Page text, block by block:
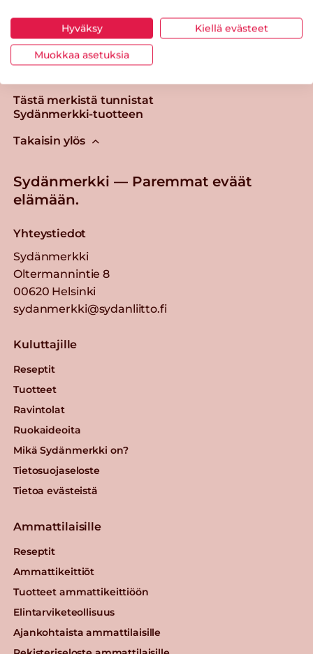
Tästä merkistä tunnistat
Sydänmerkki-tuotteen
Takaisin ylös
Sydänmerkki — Paremmat eväät
elämään.
Yhteystiedot
Sydänmerkki
Oltermannintie 8
00620 Helsinki
sydanmerkki@sydanliitto.fi
Kuluttajille
Reseptit
Tuotteet
Ravintolat
Ruokaideoita
Mikä Sydänmerkki on?
Tietosuojaseloste
Tietoa evästeistä
Ammattilaisille
Reseptit
Ammattikeittiöt
Tuotteet ammattikeittiöön
Elintarviketeollisuus
Ajankohtaista ammattilaisille
Hyväksy Kiellä evästeet
Muokkaa asetuksia